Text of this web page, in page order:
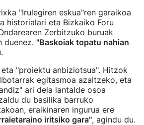
"Irulegiren eskua"ren garaikoa
historialari eta Bizkaiko Foru
Zerbitzuko buruak
duenez. "Baskoiak topatu nahian
"proiektu anbiziotsua". Hitzok
egitasmoa azaltzeko, eta
ari dela lantalde osoa
du basilika barruko
eraikinaren ingurua ere
iritsiko gara", agindu du.